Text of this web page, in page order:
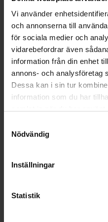
Vi använder
och annonserna till
för sociala medier och
vidarebefordrar även
information från din enhet
annons- och analysföretag
Dessa kan i sin tur
information som du har
Nödvändig
Inställningar
Statistik
Snow 7001 Snow Machine
med särskilt stor tankvolym,
1500W.